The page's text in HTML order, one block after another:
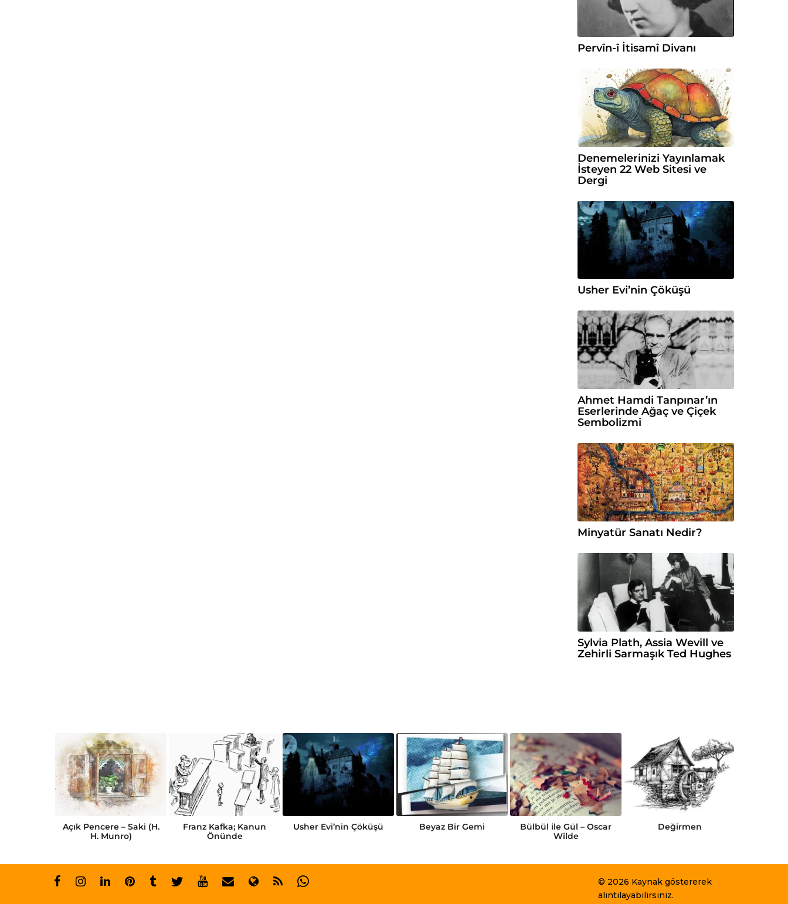
Pervîn-î İtisamî Divanı
Denemelerinizi Yayınlamak
İsteyen 22 Web Sitesi ve
Dergi
Usher Evi’nin Çöküşü
Ahmet Hamdi Tanpınar’ın
Eserlerinde Ağaç ve Çiçek
Sembolizmi
Minyatür Sanatı Nedir?
Sylvia Plath, Assia Wevill ve
Zehirli Sarmaşık Ted Hughes
Açık Pencere – Saki (H.
H. Munro)
Franz Kafka; Kanun
Önünde
Usher Evi’nin Çöküşü Beyaz Bir Gemi
Bülbül ile Gül – Oscar
Wilde
Değirmen
© 2026 Kaynak göstererek
alıntılayabilirsiniz.